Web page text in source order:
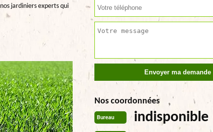
jardiniers experts qui
Nos coordonnées
Bureau indisponible